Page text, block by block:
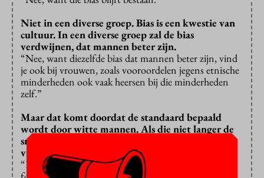
Niet in een diverse groep. Bias is een kwestie van
cultuur. In een diverse groep zal de bias
verdwijnen, dat mannen beter zijn.
“Nee, want diezelfde bias dat mannen beter zijn, vind
je ook bij vrouwen, zoals vooroordelen jegens etnische
minderheden ook vaak heersen bij die minderheden
zelf.”
Maar dat komt doordat de standaard bepaald
wordt door witte mannen. Als die niet langer de
smaakbepalers zijn, verdwijnt die bias, ook bij
vrouwen en andere minderheden.
“Die bias haal je er niet zomaar uit. Daar heb je